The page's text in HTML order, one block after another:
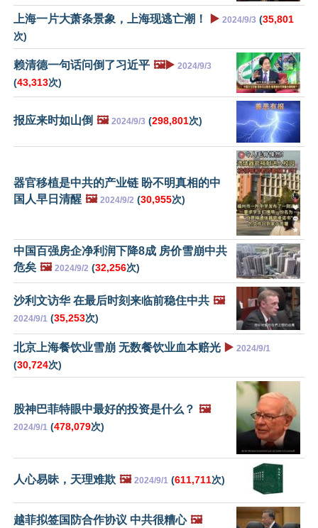
上海一片大萧条景象，上海现逃亡潮！ ▶️ 2024/9/3 (35,801
次)
赖清德一句话问倒了习近平 🖼️▶️ 2024/9/3
(43,313次)
报应来时如山倒 🖼️ 2024/9/3 (298,801次)
器官移植是中共的产业链 盼不明真相的中
国人早日清醒 🖼️ 2024/9/2 (30,955次)
中国百强房企净利润下降8成 房价雪崩中共
危矣 🖼️ 2024/9/2 (32,256次)
沙利文访华 在最后时刻来临前稳住中共 🖼️
2024/9/1 (35,253次)
北京上海餐饮业雪崩 无数餐饮业血本赔光 ▶️ 2024/9/1
(30,724次)
股神巴菲特眼中最好的投资是什么？ 🖼️
2024/9/1 (478,079次)
人心易昧，天理难欺 🖼️ 2024/9/1 (611,711次)
越菲拟签国防合作协议 中共很糟心 🖼️